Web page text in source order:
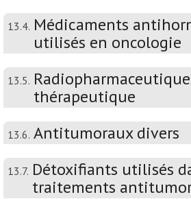
13.4. Médicaments
utilisés en oncologie
13.5.
thérapeutique
13.6. Antitumoraux divers
13.7. Détoxifiants utilisés
traitements